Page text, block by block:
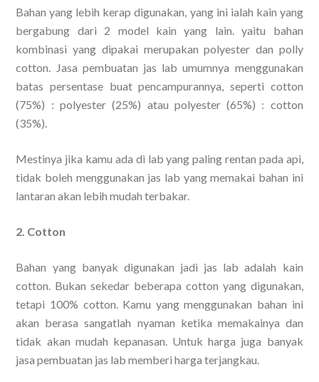
Bahan yang lebih kerap digunakan, yang ini ialah kain yang
bergabung dari 2 model kain yang lain. yaitu bahan
kombinasi yang dipakai merupakan polyester dan polly
cotton. Jasa pembuatan jas lab umumnya menggunakan
batas persentase buat pencampurannya, seperti cotton
(75%) : polyester (25%) atau polyester (65%) : cotton
(35%).
Mestinya jika kamu ada di lab yang paling rentan pada api,
tidak boleh menggunakan jas lab yang memakai bahan ini
lantaran akan lebih mudah terbakar.
2. Cotton
Bahan yang banyak digunakan jadi jas lab adalah kain
cotton. Bukan sekedar beberapa cotton yang digunakan,
tetapi 100% cotton. Kamu yang menggunakan bahan ini
akan berasa sangatlah nyaman ketika memakainya dan
tidak akan mudah kepanasan. Untuk harga juga banyak
jasa pembuatan jas lab memberi harga terjangkau.